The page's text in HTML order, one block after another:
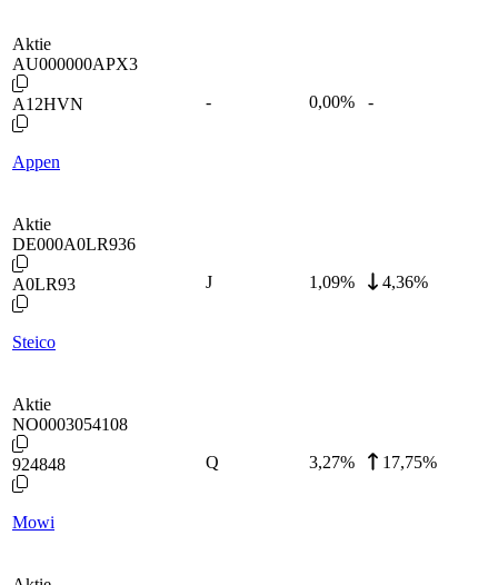
Aktie
AU000000APX3
A12HVN
Appen
- 0,00% -
Aktie
DE000A0LR936
A0LR93
Steico
J 1,09% 4,36%
Aktie
NO0003054108
924848
Mowi
Q 3,27% 17,75%